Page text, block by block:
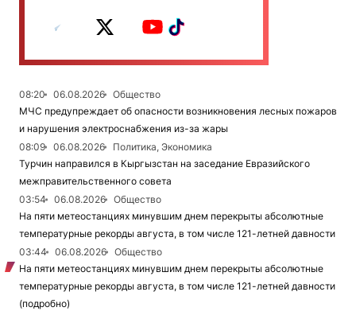
08:20 06.08.2026
Общество
МЧС предупреждает об опасности возникновения лесных пожаров
и нарушения электроснабжения из-за жары
08:09
06.08.2026
Политика, Экономика
Турчин направился в Кыргызстан на заседание Евразийского
межправительственного совета
03:54
06.08.2026
Общество
На пяти метеостанциях минувшим днем перекрыты абсолютные
температурные рекорды августа, в том числе 121-летней давности
03:44
06.08.2026
Общество
На пяти метеостанциях минувшим днем перекрыты абсолютные
температурные рекорды августа, в том числе 121-летней давности
(подробно)